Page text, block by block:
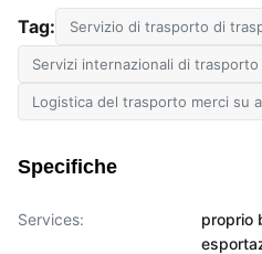
Tag: Servizio di trasporto di
Servizi internazionali di trasporto
Logistica del trasporto merci su
Specifiche
Services:
proprio